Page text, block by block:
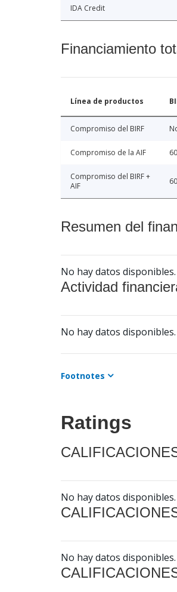
IDA Credit
Financiamiento
Línea de productos
Compromiso del BIRF
Compromiso de la AIF
Compromiso del BIRF +
AIF
Resumen del
No hay datos disponibles.
Actividad
No hay datos disponibles.
Footnotes
Ratings
No hay datos disponibles.
No hay datos disponibles.